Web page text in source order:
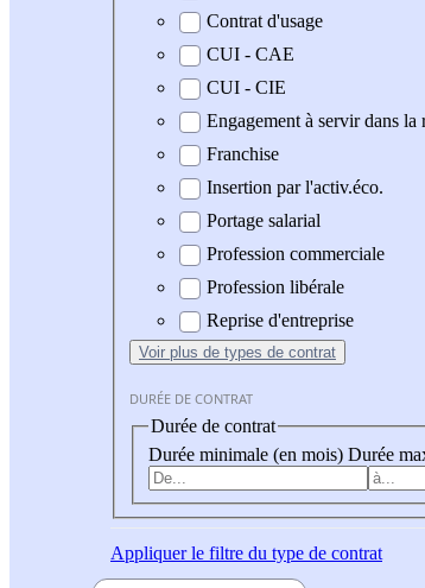
Contrat d'usage
CUI - CAE
CUI - CIE
Engagement à servir dans la
Franchise
Insertion par l'activ.éco.
Portage salarial
Profession commerciale
Profession libérale
Reprise d'entreprise
Voir plus de types de contrat
DURÉE DE CONTRAT
Durée de contrat
Durée minimale (en mois) Durée
Appliquerle filtre du type de contrat